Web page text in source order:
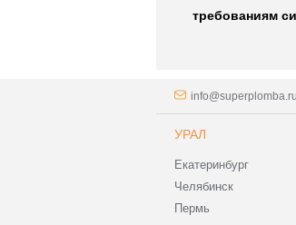
требованиям
info@superplomba.ru
УРАЛ
Екатеринбург
Челябинск
Пермь